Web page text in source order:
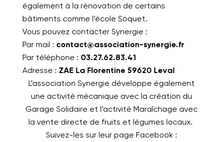
également à la rénovation de certains
bâtiments comme l’école Soquet.
Vous pouvez contacter Synergie :
Par mail : contact@association-synergie.fr
Par téléphone : 03.27.62.83.41
Adresse : ZAE La Florentine 59620 Leval
L’association Synergie développe également
une activité mécanique avec la création du
Garage Solidaire et l’activité Maraîchage avec
la vente directe de fruits et légumes locaux.
Suivez-les sur leur page Facebook :